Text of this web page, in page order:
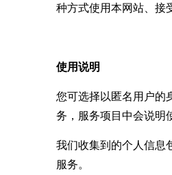
种方式使用本网站、接
使用说明
您可选择以匿名用户的
务，服务项目中会说明
我们收集到的个人信息
服务。